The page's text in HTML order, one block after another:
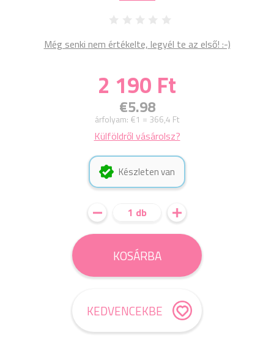
Még senki nem értékelte, legyél te az első! :-)
2 190 Ft
€5.98
árfolyam: €1 = 366,4 Ft
Külföldről vásárolsz?
Készleten van
1 db
KOSÁRBA
KEDVENCEKBE